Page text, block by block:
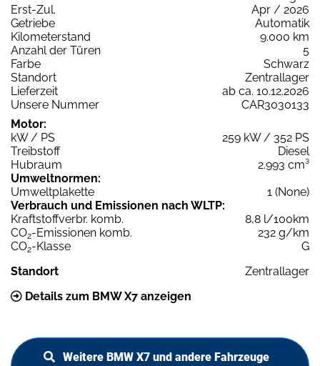
Erst-Zul.
Apr / 2026
Getriebe
Automatik
Kilometerstand
9.000 km
Anzahl der Türen
5
Farbe
Schwarz
Standort
Zentrallager
Lieferzeit
ab ca. 10.12.2026
Unsere Nummer
CAR3030133
Motor:
kW / PS
259 kW / 352 PS
Treibstoff
Diesel
Hubraum
2.993 cm³
Umweltnormen:
Umweltplakette
1 (None)
Verbrauch und Emissionen nach WLTP:
Kraftstoffverbr. komb.
8,8 l/100km
CO2-Emissionen komb.
232 g/km
CO2-Klasse
G
Standort
Zentrallager
Details zum BMW X7 anzeigen
Weitere BMW X7 und andere Fahrzeuge